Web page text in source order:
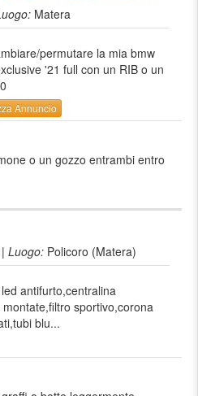
Matera
permutare la mia bmw
'21 full con un RIB o un
Annuncio
o un gozzo entrambi entro
Luogo: Policoro (Matera)
antifurto,centralina
sportivo,corona
blu...